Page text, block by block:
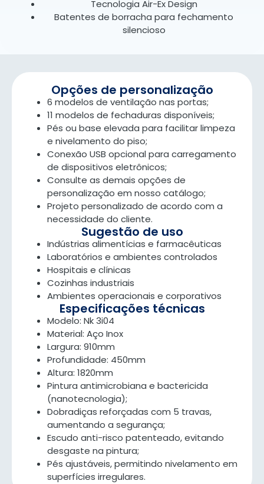
Tecnologia Air-Ex Design
Batentes de borracha para fechamento
silencioso
Opções de personalização
6 modelos de ventilação nas portas;
11 modelos de fechaduras disponíveis;
Pés ou base elevada para facilitar limpeza
e nivelamento do piso;
Conexão USB opcional para carregamento
de dispositivos eletrônicos;
Consulte as demais opções de
personalização em nosso catálogo;
Projeto personalizado de acordo com a
necessidade do cliente.
Sugestão de uso
Indústrias alimentícias e farmacêuticas
Laboratórios e ambientes controlados
Hospitais e clínicas
Cozinhas industriais
Ambientes operacionais e corporativos
Especificações técnicas
Modelo: Nk 3i04
Material: Aço Inox
Largura: 910mm
Profundidade: 450mm
Altura: 1820mm
Pintura antimicrobiana e bactericida
(nanotecnologia);
Dobradiças reforçadas com 5 travas,
aumentando a segurança;
Escudo anti-risco patenteado, evitando
desgaste na pintura;
Pés ajustáveis, permitindo nivelamento em
superfícies irregulares.